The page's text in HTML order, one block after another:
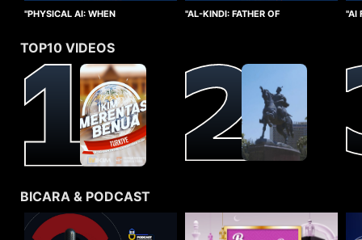
"PHYSICAL AI: WHEN
"AL-KINDI: FATHER OF
"AI
TOP10 VIDEOS
BICARA & PODCAST